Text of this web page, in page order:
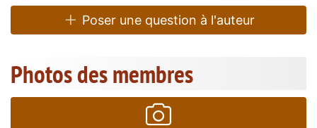
Poser une question à l'auteur
Photos des membres